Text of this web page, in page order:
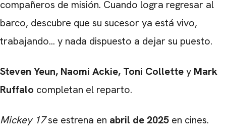
compañeros de misión. Cuando logra regresar al
barco, descubre que su sucesor ya está vivo,
trabajando... y nada dispuesto a dejar su puesto.
Steven Yeun, Naomi Ackie, Toni Collettey Mark
Ruffalo completan el reparto.
Mickey 17se estrena en abril de 2025 en cines.